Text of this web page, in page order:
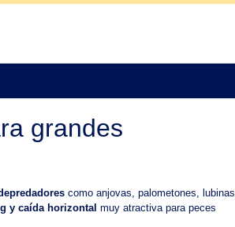
grandes
como anjovas, palometones, lubinas
y caída horizontal muy atractiva para peces